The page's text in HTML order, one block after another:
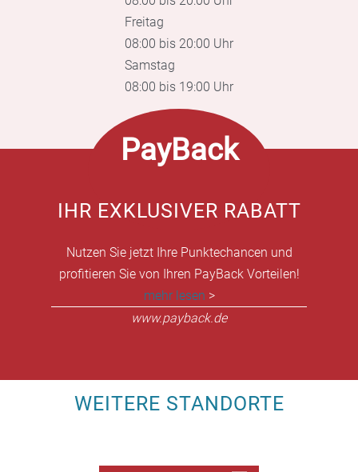
Freitag
08:00 bis 20:00 Uhr
Samstag
08:00 bis 19:00 Uhr
PayBack
IHR EXKLUSIVER RABATT
Nutzen Sie jetzt Ihre Punktechancen und
profitieren Sie von Ihren PayBack Vorteilen!
mehr lesen >
www.payback.de
WEITERE STANDORTE